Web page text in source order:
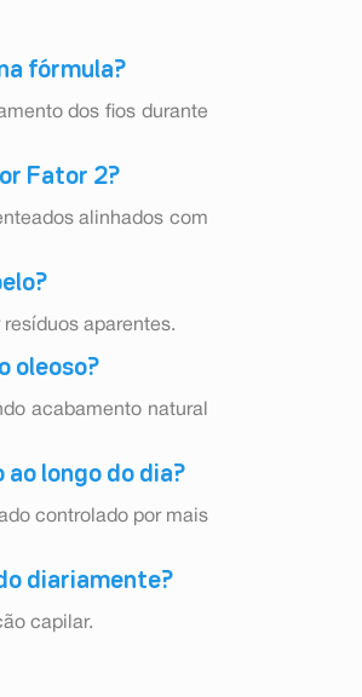
fórmula?
dos fios durante
Fator 2?
alinhados com
aparentes.
oleoso?
acabamento natural
ao longo do dia?
controlado por mais
diariamente?
capilar.